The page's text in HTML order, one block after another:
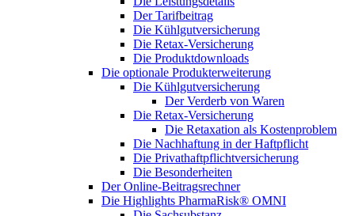
Der Tarifbeitrag
Die Kühlgutversicherung
Die Retax-Versicherung
Die Produktdownloads
Die optionale Produkterweiterung
Die Kühlgutversicherung
Der Verderb von Waren
Die Retax-Versicherung
Die Retaxation als Kostenproblem
Die Nachhaftung in der Haftpflicht
Die Privathaftpflichtversicherung
Die Besonderheiten
Der Online-Beitragsrechner
Die Highlights PharmaRisk® OMNI